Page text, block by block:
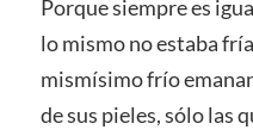
Porque siempre es
lo mismo no estaba
mismísimo frío
de sus pieles, sólo las